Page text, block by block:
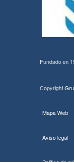
Fundado en
Copyright
Mapa Web
Aviso legal